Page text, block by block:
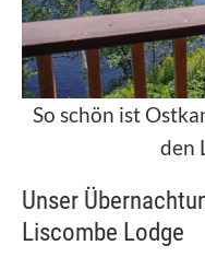
So schön ist
den
Unser
Liscombe Lodge